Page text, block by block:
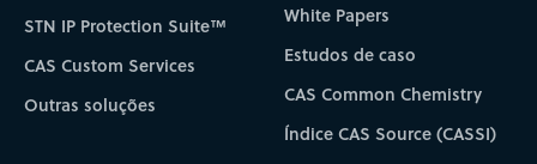
STN IP Protection Suite™
CAS Custom Services
Outras soluções
White Papers
Estudos de caso
CAS Common Chemistry
Índice CAS Source (CASSI)